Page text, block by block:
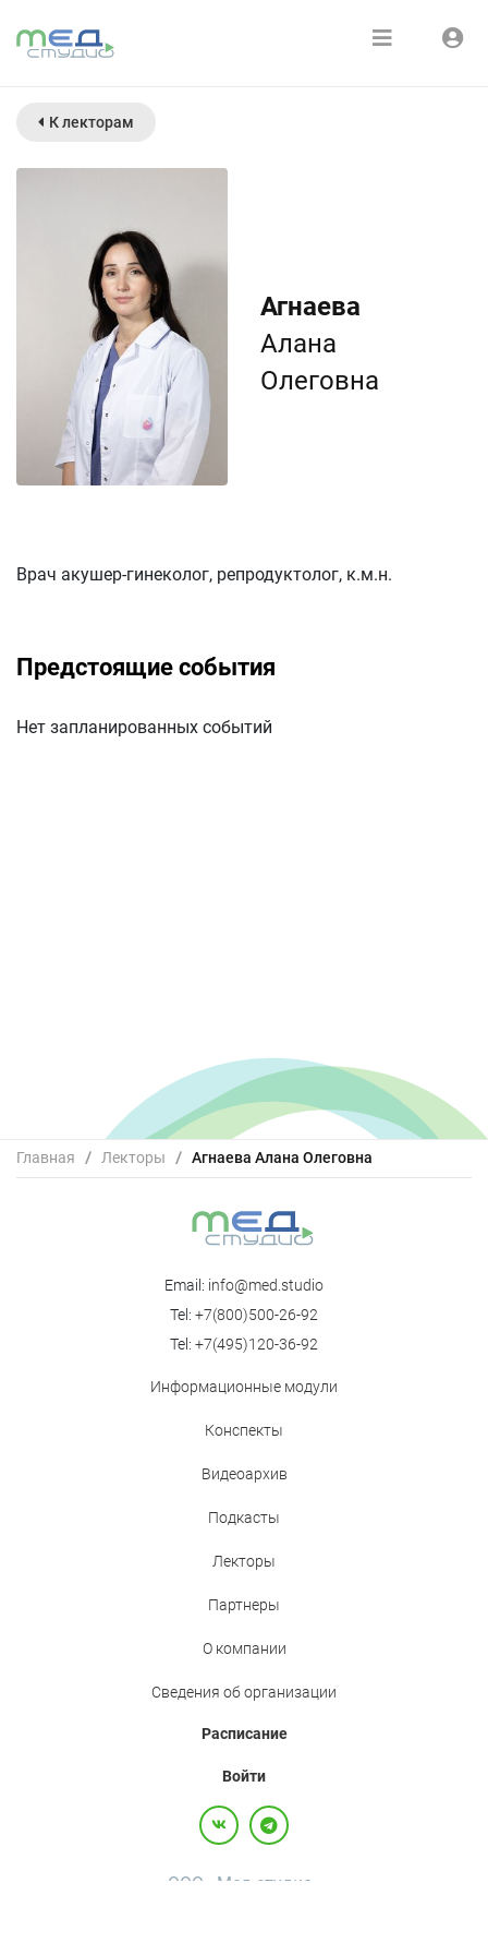
К лекторам
Агнаева
Алана
Олеговна
Врач акушер-гинеколог, репродуктолог, к.м.н.
Предстоящие события
Нет запланированных событий
Главная / Лекторы / Агнаева Алана Олеговна
Email: info@med.studio
Tel: +7(800)500-26-92
Tel: +7(495)120-36-92
Информационные модули
Конспекты
Видеоархив
Подкасты
Лекторы
Партнеры
О компании
Сведения об организации
Расписание
Войти
ООО «Мед.студио»